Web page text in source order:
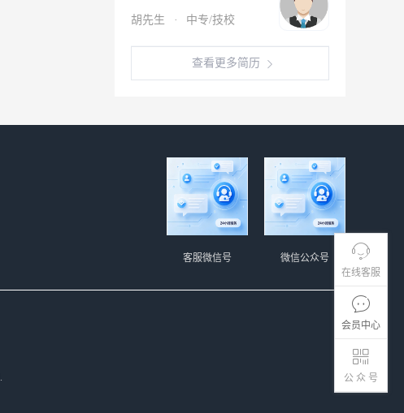
在线客服
会员中心
公 众 号
胡先生 · 中专/技校
查看更多简历
微信公众号
客服微信号